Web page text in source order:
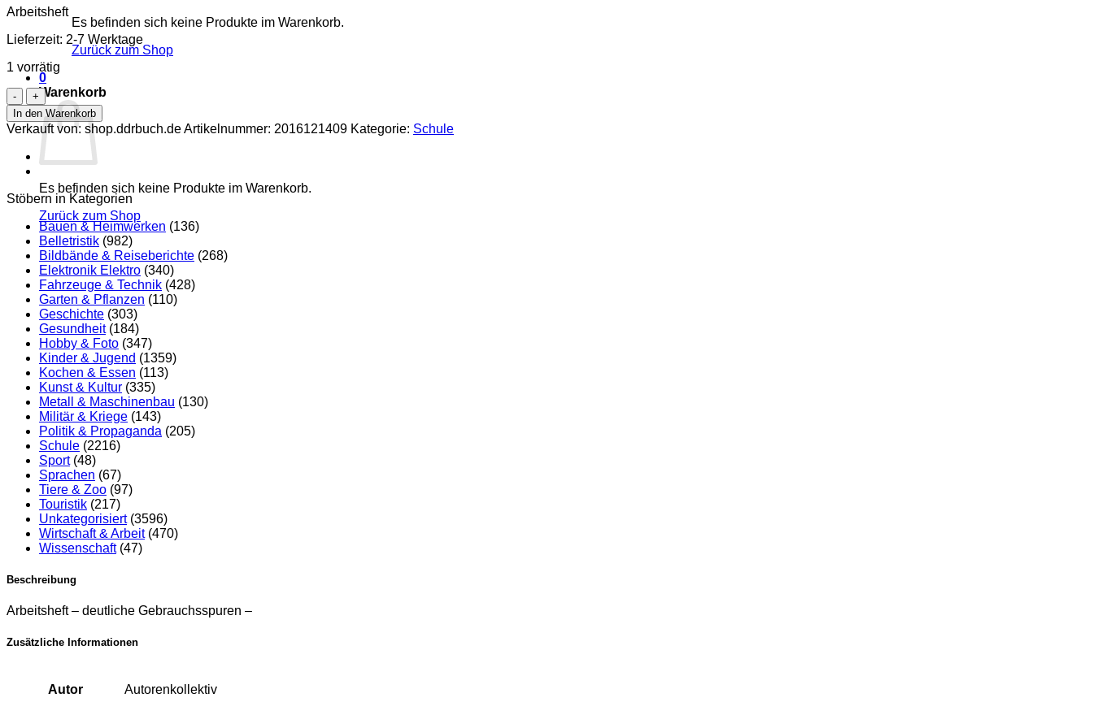
Es befinden sich keine Produkte im Warenkorb.
Zurück zum Shop
0
Warenkorb
Es befinden sich keine Produkte im Warenkorb.
Zurück zum Shop
Arbeitsheft
Lieferzeit: 2-7 Werktage
1 vorrätig
Mathematik
Arbeitsheft
Klasse
7
Menge
In den Warenkorb
Verkauft von: shop.ddrbuch.deArtikelnummer: 2016121409 Kategorie: Schule
Stöbern in Kategorien
Bauen & Heimwerken (136)
Belletristik (982)
Bildbände & Reiseberichte (268)
Elektronik Elektro (340)
Fahrzeuge & Technik (428)
Garten & Pflanzen (110)
Geschichte (303)
Gesundheit (184)
Hobby & Foto (347)
Kinder & Jugend (1359)
Kochen & Essen (113)
Kunst & Kultur (335)
Metall & Maschinenbau (130)
Militär & Kriege (143)
Politik & Propaganda (205)
Schule (2216)
Sport (48)
Sprachen (67)
Tiere & Zoo (97)
Touristik (217)
Unkategorisiert (3596)
Wirtschaft & Arbeit (470)
Wissenschaft (47)
Beschreibung
Arbeitsheft – deutliche Gebrauchsspuren –
Zusätzliche Informationen
Autor Autorenkollektiv